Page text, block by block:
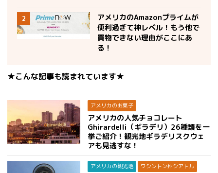
2
アメリカのAmazonプライムが
便利過ぎて神レベル！もう他で
買物できない理由がここにあ
る！
★こんな記事も読まれています★
アメリカのお菓子
アメリカの人気チョコレート
Ghirardelli（ギラデリ）26種類を一
挙ご紹介！観光地ギラデリスクウェ
アも見逃すな！
アメリカの観光地 ワシントン州シアトル